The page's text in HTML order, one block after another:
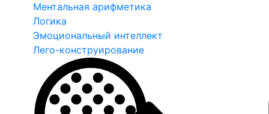
Ментальная арифметика
Логика
Эмоциональный интеллект
Лего-конструирование